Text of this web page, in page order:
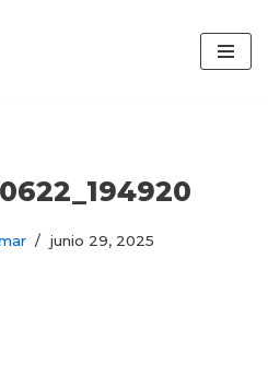
junio 29, 2025